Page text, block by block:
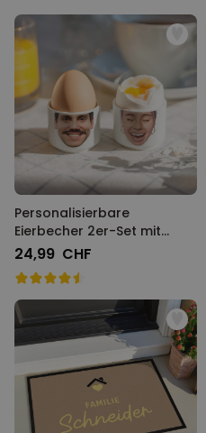
Personalisierbare
Eierbecher 2er-Set mit
Gesicht
24,99 CHF